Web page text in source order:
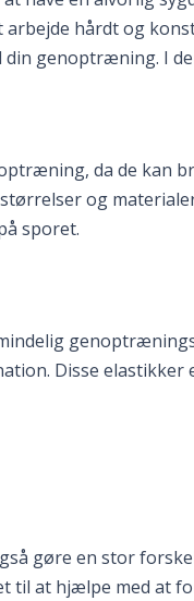
hårdt og
genoptræning. I
da de kan
og
sporet.
Disse
gøre en stor
til at hjælpe med at